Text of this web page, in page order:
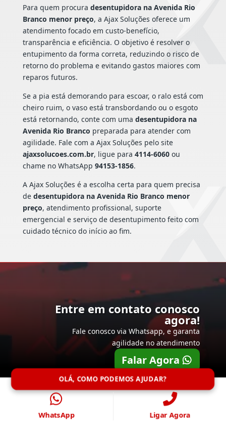
Para quem procura desentupidora na Avenida Rio
Branco menor preço, a Ajax Soluções oferece um
atendimento focado em custo-benefício,
transparência e eficiência. O objetivo é resolver o
entupimento da forma correta, reduzindo o risco de
retorno do problema e evitando gastos maiores com
reparos futuros.
Se a pia está demorando para escoar, o ralo está com
cheiro ruim, o vaso está transbordando ou o esgoto
está retornando, conte com uma desentupidora na
Avenida Rio Branco preparada para atender com
agilidade. Fale com a Ajax Soluções pelo site
ajaxsolucoes.com.br, ligue para 4114-6060ou
chame no WhatsApp 94153-1856.
A Ajax Soluções é a escolha certa para quem precisa
de desentupidora na Avenida Rio Branco menor
preço, atendimento profissional, suporte
emergencial e serviço de desentupimento feito com
cuidado técnico do início ao fim.
Entre em contato conosco
agora!
Fale conosco via Whatsapp, e garanta
agilidade no atendimento
Falar Agora
OLÁ, COMO PODEMOS AJUDAR?
WhatsApp Ligar Agora